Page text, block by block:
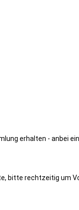
erhalten - anbei
bitte rechtzeitig um